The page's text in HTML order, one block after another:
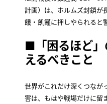
計画）は、ホルムズ封鎖が
餓・飢饉に押しやられると
■「困るほど
えるべきこと
世界がこれだけ深くつなが
害は、もはや戦場だけに留